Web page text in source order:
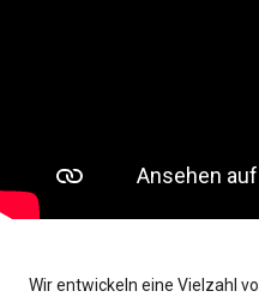
Wir entwickeln eine Vielzahl